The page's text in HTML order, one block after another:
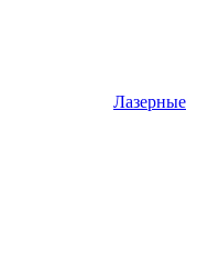
Лазерные